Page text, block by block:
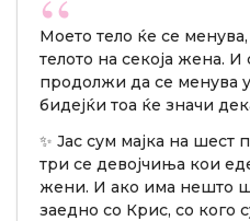
Моето тело ќе се
телото на секоја жена.
продолжи да се менува
бидејќи тоа ќе значи
✨ Јас сум мајка на
три се девојчиња кои
жени. И ако има нешто
заедно со Крис, со кого